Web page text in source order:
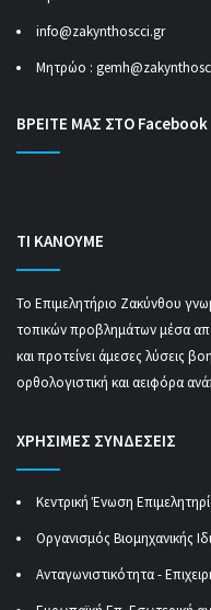
info@zakynthoscci.gr
Μητρώο :
ΒΡΕΙΤΕ ΜΑΣ ΣΤΟ Facebook
ΤΙ ΚΑΝΟΥΜΕ
Το Επιμελητήριο Ζακύνθου
τοπικών προβλημάτων μέσα
και προτείνει άμεσες λύσεις
ορθολογιστική και αειφόρα
ΧΡΗΣΙΜΕΣ ΣΥΝΔΕΣΕΙΣ
Κεντρική Ένωση
Οργανισμός Βιομηχανικής
Ανταγωνιστικότητα -